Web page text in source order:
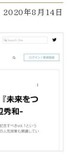
2020年8月14日